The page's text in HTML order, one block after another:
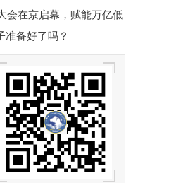
会在京启幕，赋能万亿低
准备好了吗？